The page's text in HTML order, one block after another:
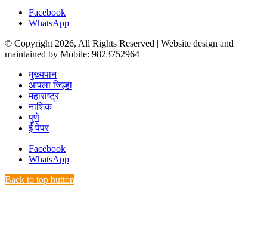
Facebook
WhatsApp
© Copyright 2026, All Rights Reserved | Website design and
maintained by Mobile: 9823752964
मुख्यपान
आपला जिल्हा
महाराष्ट्र
नाशिक
पुणे
ई पेपर
Facebook
WhatsApp
Back to top button